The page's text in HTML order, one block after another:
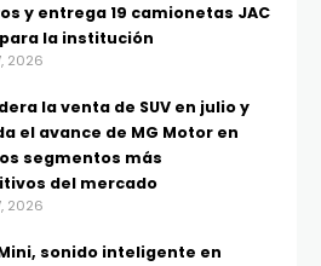
y entrega 19 camionetas JAC
la institución
2026
la venta de SUV en julio y
el avance de MG Motor en
segmentos más
del mercado
2026
sonido inteligente en